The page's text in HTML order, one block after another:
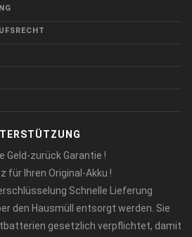
Geld-zurück Garantie !
für Ihren Original-Akku !
Schnelle Lieferung
den Hausmüll entsorgt werden. Sie
gesetzlich verpflichtet, damit